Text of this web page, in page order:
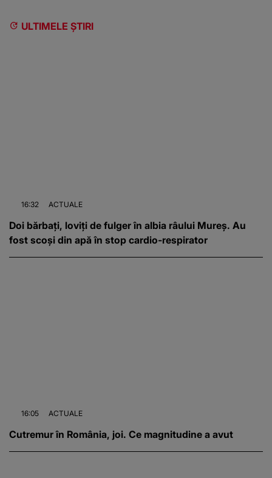
ULTIMELE ȘTIRI
16:32 ACTUALE
Doi bărbați, loviți de fulger în albia râului Mureș. Au
fost scoși din apă în stop cardio-respirator
16:05 ACTUALE
Cutremur în România, joi. Ce magnitudine a avut